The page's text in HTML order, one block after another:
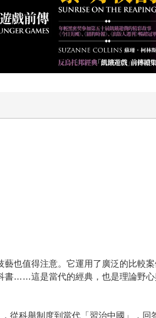
也值得注意。它運用了廣泛的比較
……這是當代的經典，也是理論野心
從科舉制度到當代「習治中國」，回